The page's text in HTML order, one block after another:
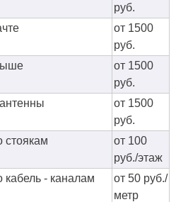
руб.
от 1500
руб.
от 1500
руб.
от 1500
руб.
стоякам
от 100
руб./этаж
кабель - каналам
от 50 руб./
метр